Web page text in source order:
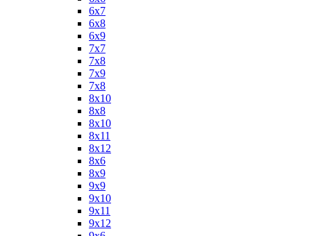
6x7
6x8
6x9
7x7
7x8
7x9
7х8
8x10
8x8
8х10
8х11
8х12
8х6
8х9
9x9
9х10
9х11
9х12